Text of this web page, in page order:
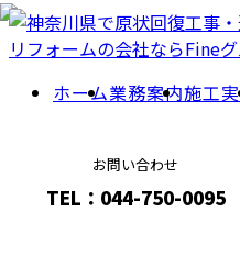
ホーム業務案内施工
お問い合わせ
TEL：044-750-0095
BLOG